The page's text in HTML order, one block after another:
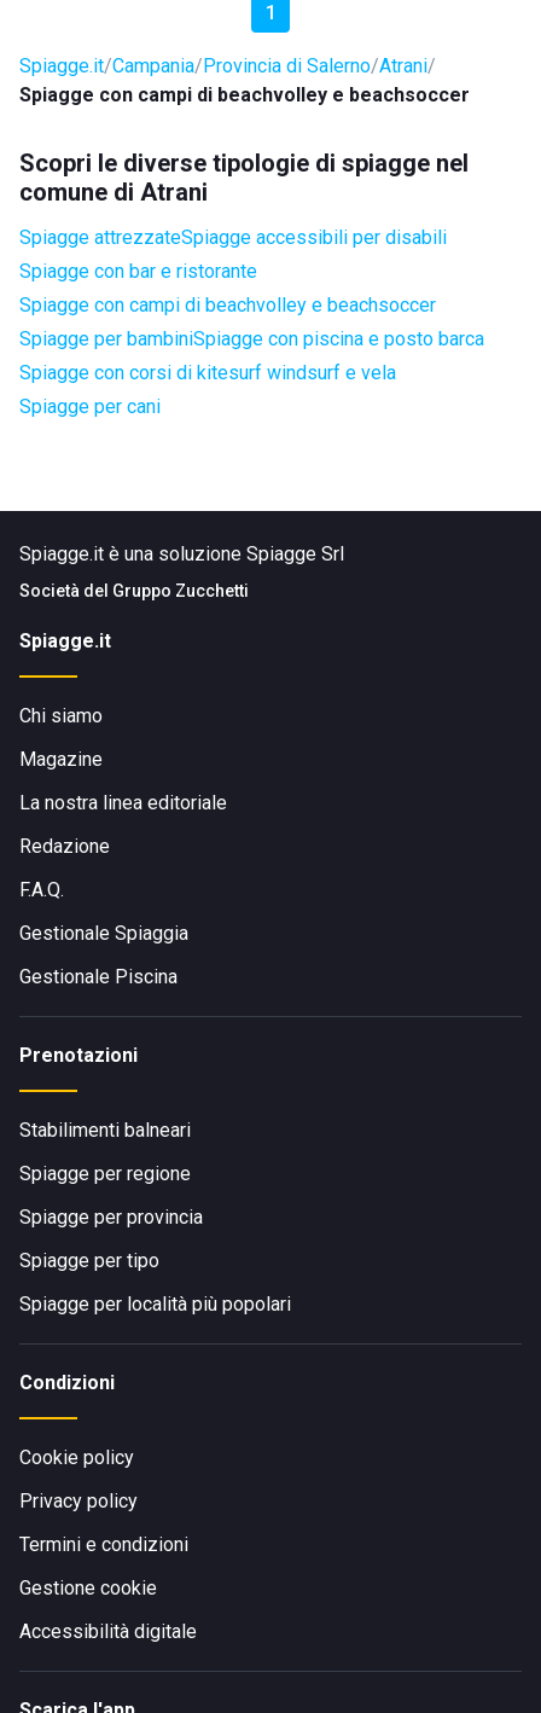
1
Spiagge.it Campania Provincia di Salerno Atrani
Spiagge con campi di beachvolley e beachsoccer
Scopri le diverse tipologie di spiagge nel
comune di Atrani
Spiagge attrezzateSpiagge accessibili per disabili
Spiagge con bar e ristorante
Spiagge con campi di beachvolley e beachsoccer
Spiagge per bambiniSpiagge con piscina e posto barca
Spiagge con corsi di kitesurf windsurf e vela
Spiagge per cani
Spiagge.it è una soluzione Spiagge Srl
Società del Gruppo Zucchetti
Spiagge.it
Chi siamo
Magazine
La nostra linea editoriale
Redazione
F.A.Q.
Gestionale Spiaggia
Gestionale Piscina
Prenotazioni
Stabilimenti balneari
Spiagge per regione
Spiagge per provincia
Spiagge per tipo
Spiagge per località più popolari
Condizioni
Cookie policy
Privacy policy
Termini e condizioni
Gestione cookie
Accessibilità digitale